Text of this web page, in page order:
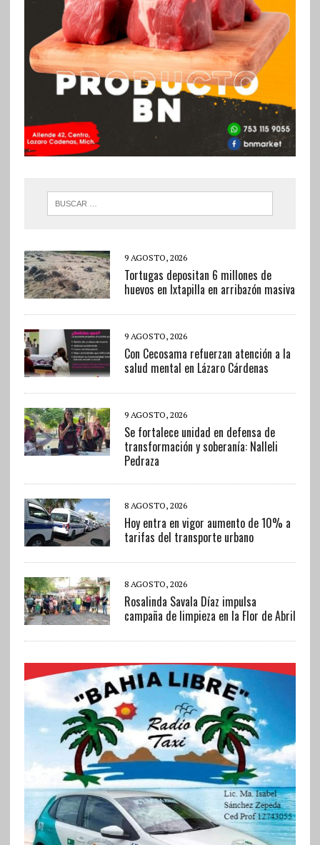
9 AGOSTO, 2026
Tortugas depositan 6 millones de
huevos en Ixtapilla en arribazón masiva
9 AGOSTO, 2026
Con Cecosama refuerzan atención a la
salud mental en Lázaro Cárdenas
9 AGOSTO, 2026
Se fortalece unidad en defensa de
transformación y soberanía: Nalleli
Pedraza
8 AGOSTO, 2026
Hoy entra en vigor aumento de 10% a
tarifas del transporte urbano
8 AGOSTO, 2026
Rosalinda Savala Díaz impulsa
campaña de limpieza en la Flor de Abril